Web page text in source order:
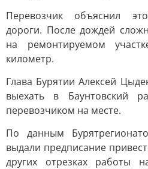
Перевозчик объяснил
дороги. После дождей
на ремонтируемом
километр.
Глава Бурятии Алексей
выехать в Баунтовский
перевозчиком на месте.
По данным
выдали предписание
других отрезках работы